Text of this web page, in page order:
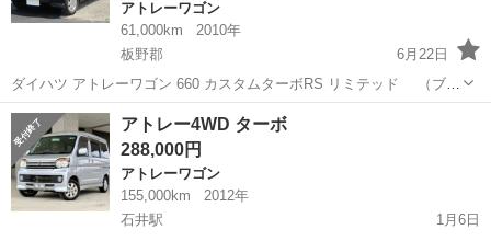
アトレーワゴン
61,000km
2010年
板野郡
6月22日
ダイハツ アトレーワゴン 660 カスタムターボRS リミテッド （ブラ
ック） 本体価格 830,000円 支払総額 900,000円 年式(初度登録
年):2010(H22) 走行距離:6.1万km 修復歴:なし ...
徳島 板野郡 アトレーワゴン リミテッド
アトレー4WD ターボ
288,000円
アトレーワゴン
155,000km
2012年
石井駅
1月6日